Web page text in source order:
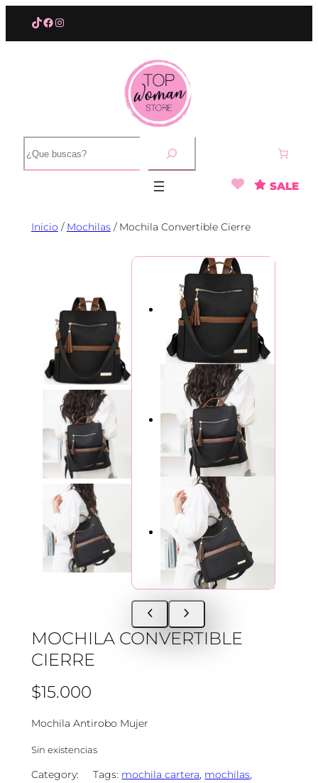
contenido
TikTok
Facebook
Instagram
u
s
SALE
Inicio / Mochilas/ Mochila Convertible Cierre
MOCHILA CONVERTIBLE
CIERRE
$15.000
Mochila Antirobo Mujer
Sin existencias
Category:
Tags: mochila cartera, mochilas